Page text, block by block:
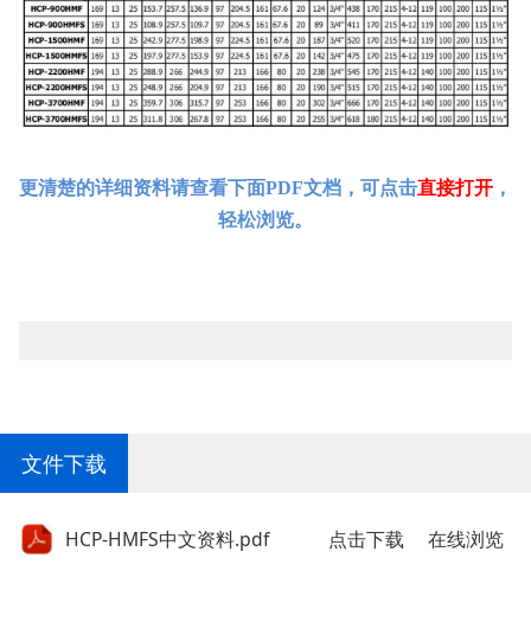
更清楚的详细资料请查看下面PDF文档，可点击直接打开 ，
轻松浏览。
文件下载
HCP-HMFS中文资料.pdf 点击下载 在线浏览